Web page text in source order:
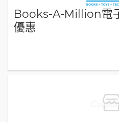
Books-A-Million電
優惠